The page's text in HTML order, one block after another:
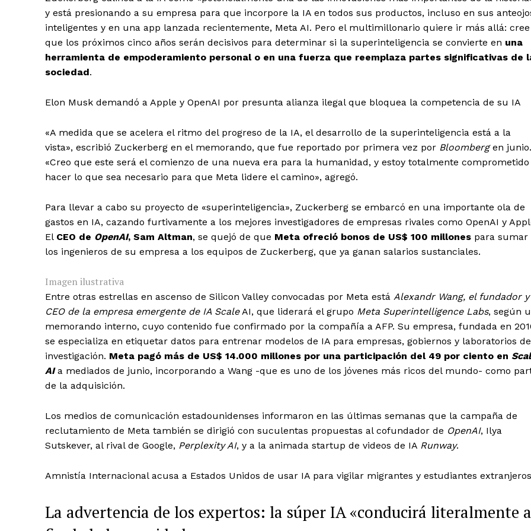
y está presionando a su empresa para que incorpore la IA en todos sus productos, incluso en sus
inteligentes y en una app lanzada recientemente, Meta AI. Pero el multimillonario quiere ir más allá: cree
que los próximos cinco años serán decisivos para determinar si la superinteligencia se convierte en una
herramienta de empoderamiento personal o en una fuerza que reemplaza partes significativas de
sociedad.
Elon Musk demandó a Apple y OpenAI por presunta alianza ilegal que bloquea la competencia de su IA
«A medida que se acelera el ritmo del progreso de la IA, el desarrollo de la superinteligencia está a la
vista», escribió Zuckerberg en el memorando, que fue reportado por primera vez por Bloombergen junio.
«Creo que este será el comienzo de una nueva era para la humanidad, y estoy totalmente comprometido
hacer lo que sea necesario para que Meta lidere el camino», agregó.
Para llevar a cabo su proyecto de «superinteligencia», Zuckerberg se embarcó en una importante ola de
gastos en IA, cazando furtivamente a los mejores investigadores de empresas rivales como OpenAI y
El CEO de OpenAI, Sam Altman, se quejó de que Meta ofreció bonos de US$ 100 millones para sumar
los ingenieros de su empresa a los equipos de Zuckerberg, que ya ganan salarios sustanciales.
Imagen ilustrativa
Entre otras estrellas en ascenso de Silicon Valley convocadas por Meta está Alexandr Wang, el fundador y
CEO de la empresa emergente de IA ScaleAI, que liderará el grupo Meta Superintelligence Labs, según
memorando interno, cuyo contenido fue confirmado por la compañía a AFP. Su empresa, fundada en
se especializa en etiquetar datos para entrenar modelos de IA para empresas, gobiernos y laboratorios de
investigación. Meta pagó más de US$ 14.000 millones por una participación del 49 por ciento en
AIa mediados de junio, incorporando a Wang -que es uno de los jóvenes más ricos del mundo- como
de la adquisición.
Los medios de comunicación estadounidenses informaron en las últimas semanas que la campaña de
reclutamiento de Meta también se dirigió con suculentas propuestas al cofundador de OpenAI, Ilya
Sutskever, al rival de Google, Perplexity AI, y a la animada startup de videos de IA Runway.
Amnistía Internacional acusa a Estados Unidos de usar IA para vigilar migrantes y estudiantes extranjeros
La advertencia de los expertos: la súper IA «conducirá literalmente